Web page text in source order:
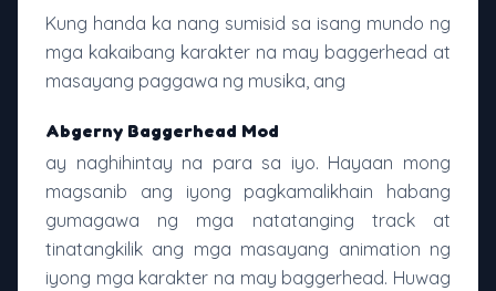
Kung handa ka nang sumisid sa isang mundo ng
mga kakaibang karakter na may baggerhead at
masayang paggawa ng musika, ang
Abgerny Baggerhead Mod
ay naghihintay na para sa iyo. Hayaan mong
magsanib ang iyong pagkamalikhain habang
gumagawa ng mga natatanging track at
tinatangkilik ang mga masayang animation ng
iyong mga karakter na may baggerhead. Huwag